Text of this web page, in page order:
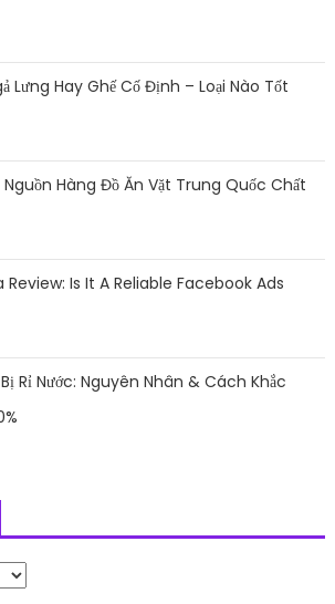
Lưng Hay Ghế Cố Định – Loại Nào Tốt
Hàng Đồ Ăn Vặt Trung Quốc Chất
Is It A Reliable Facebook Ads
Rỉ Nước: Nguyên Nhân & Cách Khắc